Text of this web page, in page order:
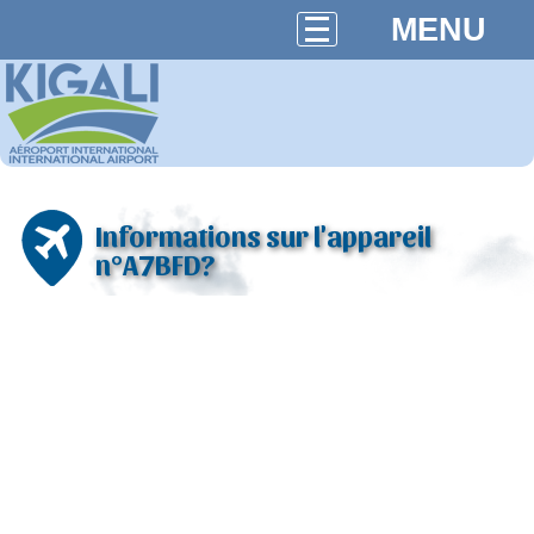
MENU
Informations sur l'appareil
n°A7BFD?